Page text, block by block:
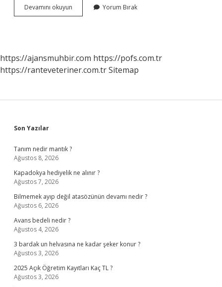
Devamını okuyun
Fikret
Yorum Bırak
https://ajansmuhbir.com https://pofs.com.tr
https://ranteveteriner.com.trSitemap
Sidebar
Son Yazılar
Tanım nedir mantık ?
Ağustos 8, 2026
Kapadokya hediyelik ne alınır ?
Ağustos 7, 2026
Bilmemek ayıp değil atasözünün devamı nedir ?
Ağustos 6, 2026
Avans bedeli nedir ?
Ağustos 4, 2026
3 bardak un helvasına ne kadar şeker konur ?
Ağustos 3, 2026
2025 Açık Öğretim Kayıtları Kaç TL ?
Ağustos 3, 2026